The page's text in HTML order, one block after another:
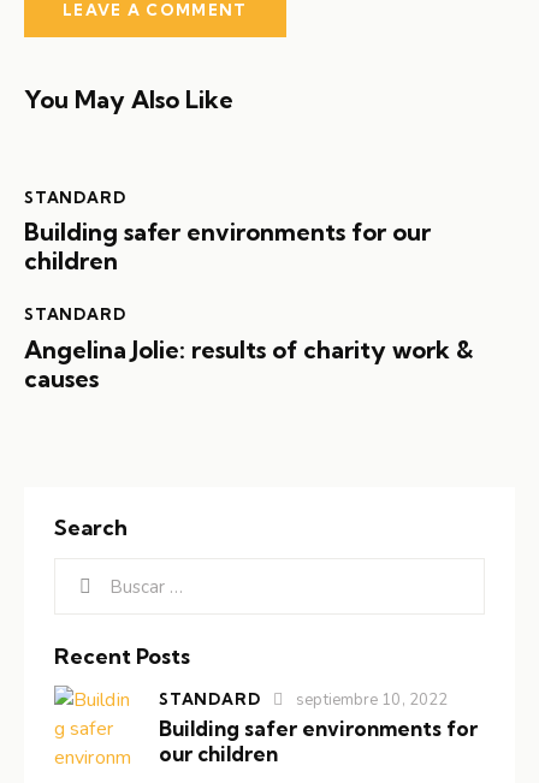
You May Also Like
STANDARD
Building safer environments for our
children
STANDARD
Angelina Jolie: results of charity work &
causes
Search
Recent Posts
STANDARD septiembre 10, 2022
Building safer environments for
our children